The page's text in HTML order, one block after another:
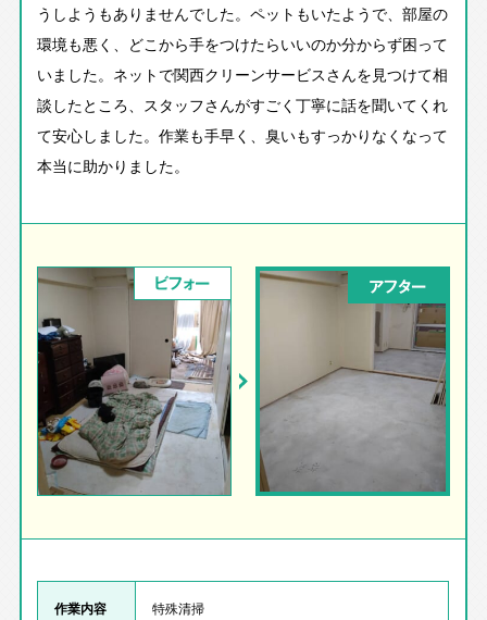
うしようもありませんでした。ペットもいたようで、部屋の
環境も悪く、どこから手をつけたらいいのか分からず困って
いました。ネットで関西クリーンサービスさんを見つけて相
談したところ、スタッフさんがすごく丁寧に話を聞いてくれ
て安心しました。作業も手早く、臭いもすっかりなくなって
本当に助かりました。
ビフォー アフター
作業内容 特殊清掃